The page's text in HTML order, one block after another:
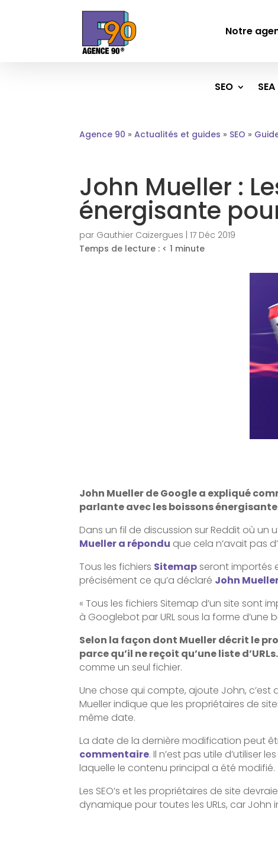
Notre
SEO SEA
Agence 90 »Actualités et guides » SEO »
John Mueller :
énergisante
par Gauthier Caizergues |17 Déc 2019
Temps de lecture : < 1 minute
John Mueller de Google a expliqué
parlante avec les boissons
Dans un fil de discussion sur Reddit où un
Mueller a répondu que cela n’avait pas
Tous les fichiers Sitemapseront importés
précisément ce qu’a déclaré John
« Tous les fichiers Sitemap d’un site sont
à Googlebot par URL sous la forme
Selon la façon dont Mueller décrit le
parce qu’il ne reçoit qu’une liste d’URLs.
comme un seul fichier.
Une chose qui compte, ajoute John,
Mueller indique que les propriétaires de
même date.
La date de la dernière modification peut
commentaire. Il n’est pas utile d’utiliser
laquelle le contenu principal a été modifié.
Les SEO’s et les propriétaires de site
dynamique pour toutes les URLs, car John